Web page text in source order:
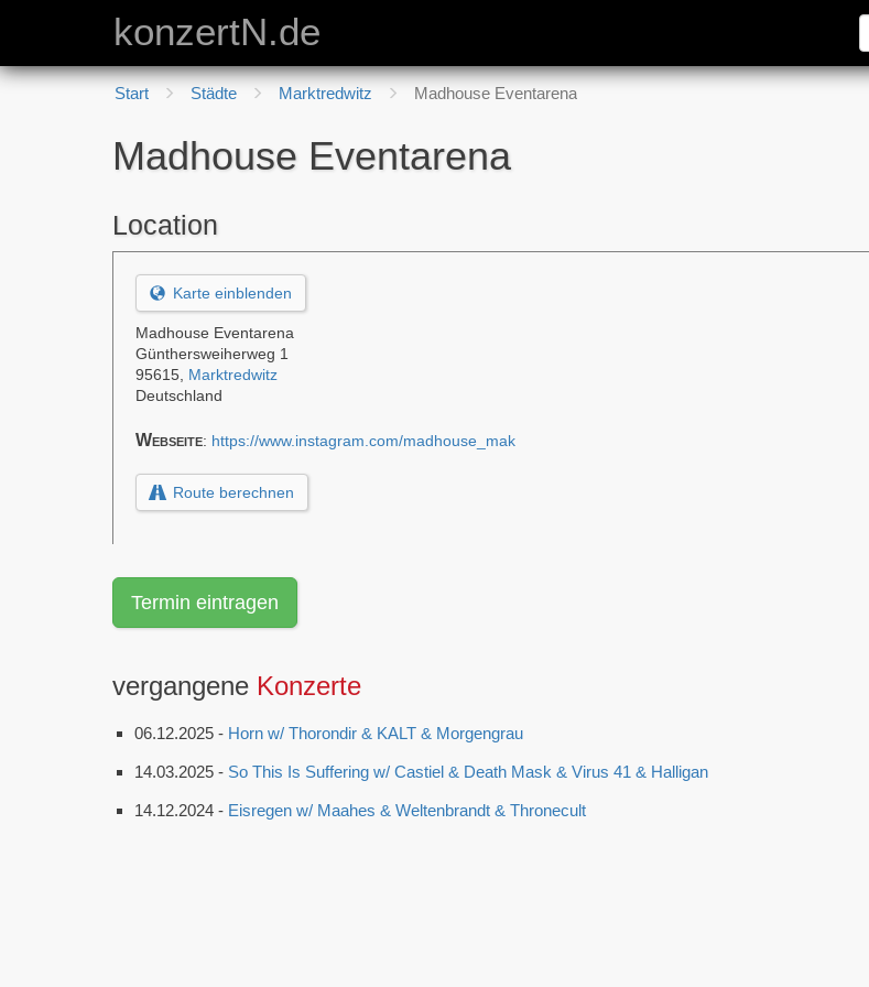
konzertN.de
Start Städte Marktredwitz Madhouse Eventarena
Madhouse Eventarena
Location
Karte einblenden
Madhouse Eventarena
Günthersweiherweg 1
95615, Marktredwitz
Deutschland
Webseite: https://www.instagram.com/madhouse_mak
Route berechnen
Termin eintragen
vergangene Konzerte
06.12.2025 - Horn w/ Thorondir & KALT & Morgengrau
14.03.2025 - So This Is Suffering w/ Castiel & Death Mask & Virus 41 & Halligan
14.12.2024 - Eisregen w/ Maahes & Weltenbrandt & Thronecult